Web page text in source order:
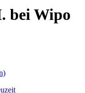
bei Wipo